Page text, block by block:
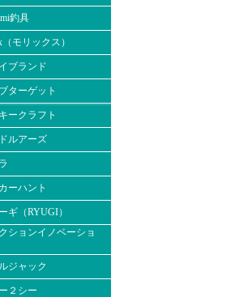
釣具
（モリックス）
ブランド
ターゲット
ークラフト
ルアーズ
ーハント
ギ（RYUGI）
ションイノベーショ
ジャック
２シー